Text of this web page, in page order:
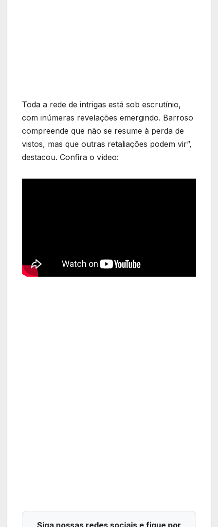
Toda a rede de intrigas está sob escrutínio,
com inúmeras revelações emergindo. Barroso
compreende que não se resume à perda de
vistos, mas que outras retaliações podem vir”,
destacou. Confira o vídeo: